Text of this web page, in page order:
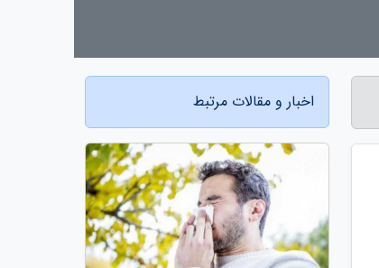
اخبار و مقالات مرتبط